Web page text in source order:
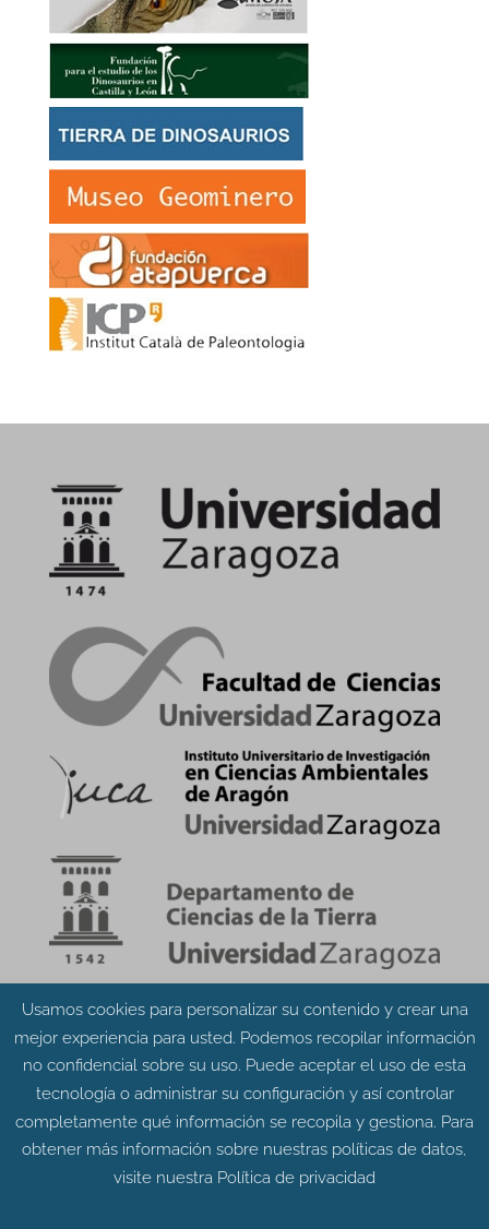
Aviso Legal
Política de Privacidad
Usamos cookies para personalizar su contenido y crear una
mejor experiencia para usted. Podemos recopilar información
no confidencial sobre su uso. Puede aceptar el uso de esta
tecnología o administrar su configuración y así controlar
completamente qué información se recopila y gestiona. Para
obtener más información sobre nuestras políticas de datos,
visite nuestra Política de privacidad